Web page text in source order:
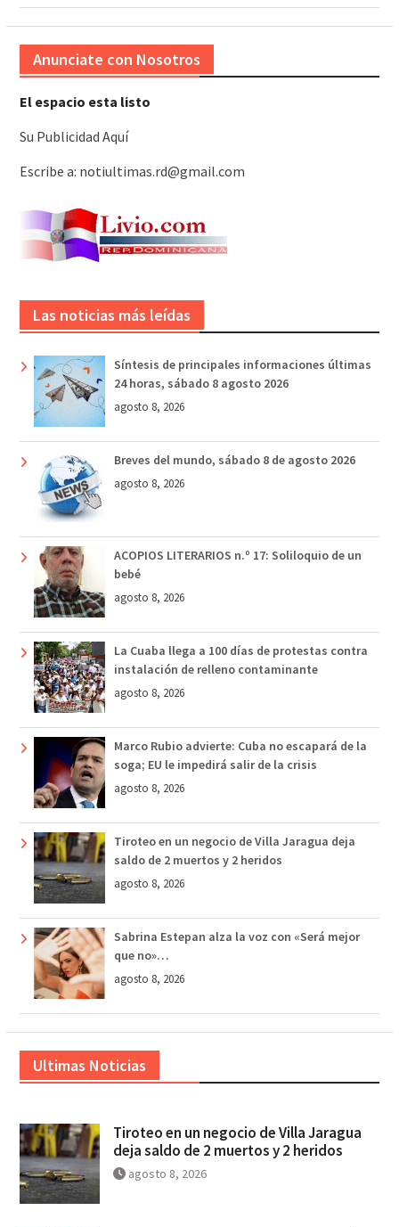
Anunciate con Nosotros
El espacio esta listo
Su Publicidad Aquí
Escribe a: notiultimas.rd@gmail.com
Las noticias más leídas
Síntesis de principales informaciones últimas
24 horas, sábado 8 agosto 2026
agosto 8, 2026
Breves del mundo, sábado 8 de agosto 2026
agosto 8, 2026
ACOPIOS LITERARIOS n.º 17: Soliloquio de un
bebé
agosto 8, 2026
La Cuaba llega a 100 días de protestas contra
instalación de relleno contaminante
agosto 8, 2026
Marco Rubio advierte: Cuba no escapará de la
soga; EU le impedirá salir de la crisis
agosto 8, 2026
Tiroteo en un negocio de Villa Jaragua deja
saldo de 2 muertos y 2 heridos
agosto 8, 2026
Sabrina Estepan alza la voz con «Será mejor
que no»…
agosto 8, 2026
Ultimas Noticias
Tiroteo en un negocio de Villa Jaragua
deja saldo de 2 muertos y 2 heridos
agosto 8, 2026